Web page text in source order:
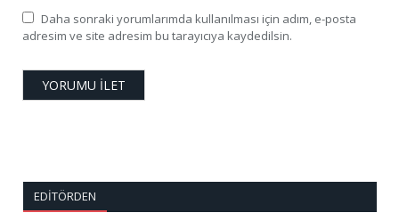
Daha sonraki yorumlarımda kullanılması için adım, e-posta
adresim ve site adresim bu tarayıcıya kaydedilsin.
EDITÖRDEN